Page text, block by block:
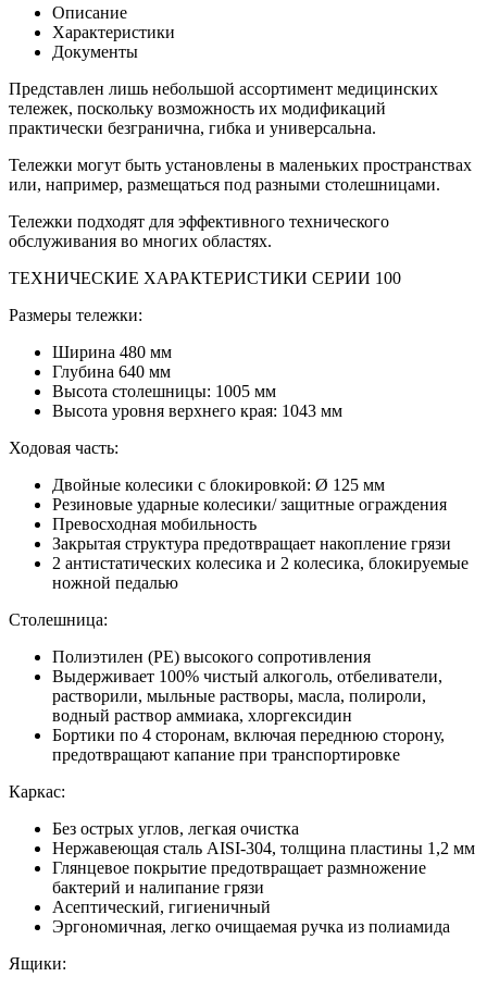
Описание
Характеристики
Документы
Представлен лишь небольшой ассортимент медицинских
тележек, поскольку возможность их модификаций
практически безгранична, гибка и универсальна.
Тележки могут быть установлены в маленьких пространствах
или, например, размещаться под разными столешницами.
Тележки подходят для эффективного технического
обслуживания во многих областях.
ТЕХНИЧЕСКИЕ ХАРАКТЕРИСТИКИ СЕРИИ 100
Размеры тележки:
Ширина 480 мм
Глубина 640 мм
Высота столешницы: 1005 мм
Высота уровня верхнего края: 1043 мм
Ходовая часть:
Двойные колесики с блокировкой: Ø 125 мм
Резиновые ударные колесики/ защитные ограждения
Превосходная мобильность
Закрытая структура предотвращает накопление грязи
2 антистатических колесика и 2 колесика, блокируемые
ножной педалью
Столешница:
Полиэтилен (PE) высокого сопротивления
Выдерживает 100% чистый алкоголь, отбеливатели,
растворили, мыльные растворы, масла, полироли,
водный раствор аммиака, хлоргексидин
Бортики по 4 сторонам, включая переднюю сторону,
предотвращают капание при транспортировке
Каркас:
Без острых углов, легкая очистка
Нержавеющая сталь AISI-304, толщина пластины 1,2 мм
Глянцевое покрытие предотвращает размножение
бактерий и налипание грязи
Асептический, гигиеничный
Эргономичная, легко очищаемая ручка из полиамида
Ящики: